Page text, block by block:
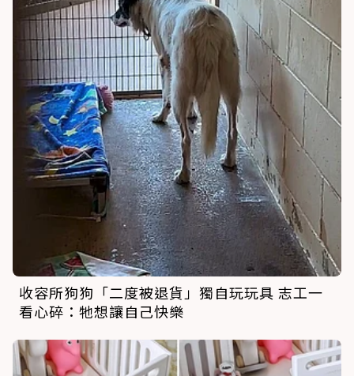
收容所狗狗「二度被退貨」獨自玩玩具 志工一
看心碎：牠想讓自己快樂